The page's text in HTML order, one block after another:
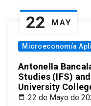
22 MAY
Microeconomía
Antonella
Studies (IFS)
University
22 de Mayo de